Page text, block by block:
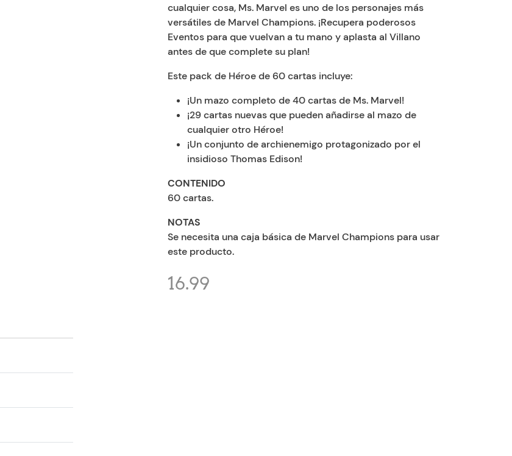
cualquier cosa, Ms. Marvel es uno de los personajes más
versátiles de Marvel Champions. ¡Recupera poderosos
Eventos para que vuelvan a tu mano y aplasta al Villano
antes de que complete su plan!
Este pack de Héroe de 60 cartas incluye:
¡Un mazo completo de 40 cartas de Ms. Marvel!
¡29 cartas nuevas que pueden añadirse al mazo de
cualquier otro Héroe!
¡Un conjunto de archienemigo protagonizado por el
insidioso Thomas Edison!
CONTENIDO
60 cartas.
NOTAS
Se necesita una caja básica de Marvel Champions para usar
este producto.
16.99